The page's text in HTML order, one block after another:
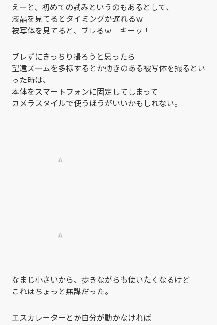
えーと、初めての試みというのもあるとして、
液晶を見てるとタイミングが遅れるｗ
被写体を見てると、ブレるｗ キーッ！
ブレずにきっちり撮ろうと思ったら
望遠ズームを多様するとか動きのある被写体を撮るとい
った時は、
本体をスマートフォンに固定してしまって
カメラスタイルで使うほうがいいかもしれない。
なまじ小さいから、歩きながらも使いたくなるけど
これはちょっと無謀だった。
エスカレーターとか自分が動かなければ